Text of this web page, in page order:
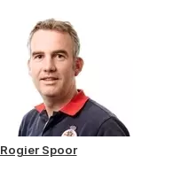
Rogier Spoor